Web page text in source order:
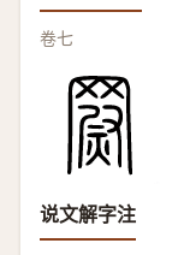
卷七
说文解字注